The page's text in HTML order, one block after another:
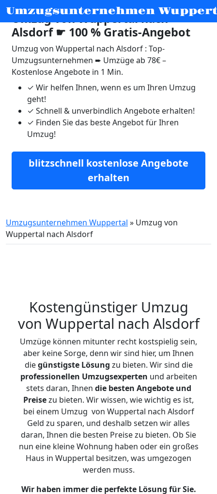
Umzugsunternehmen
Umzug von Wuppertal nach
Alsdorf ☛ 100 % Gratis-Angebot
Umzug von Wuppertal nach Alsdorf : Top-
Umzugsunternehmen ➨ Umzüge ab 78€ –
Kostenlose Angebote in 1 Min.
✓ Wir helfen Ihnen, wenn es um Ihren Umzug
geht!
✓ Schnell & unverbindlich Angebote erhalten!
✓ Finden Sie das beste Angebot für Ihren
Umzug!
blitzschnell kostenlose Angebote
erhalten
Umzugsunternehmen Wuppertal » Umzug von
Wuppertal nach Alsdorf
Kostengünstiger Umzug
von Wuppertal nach Alsdorf
Umzüge können mitunter recht kostspielig sein,
aber keine Sorge, denn wir sind hier, um Ihnen
diegünstigste Lösung zu bieten. Wir sind die
professionellen Umzugsexperten und arbeiten
stets daran, Ihnen die besten Angebote und
Preisezu bieten. Wir wissen, wie wichtig es ist,
bei einem Umzug von Wuppertal nach Alsdorf
Geld zu sparen, und deshalb setzen wir alles
daran, Ihnen die besten Preise zu bieten. Ob Sie
nun eine kleine Wohnung haben oder ein großes
Haus in Wuppertal besitzen, was umgezogen
werden muss.
Wir haben immer die perfekte Lösung für Sie.